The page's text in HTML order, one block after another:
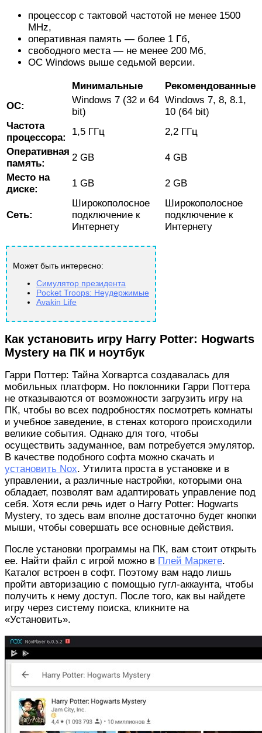
процессор с тактовой частотой не менее 1500
MHz,
оперативная память — более 1 Гб,
свободного места — не менее 200 Мб,
ОС Windows выше седьмой версии.
Минимальные
Рекомендованные
ОС:
Windows 7 (32 и 64
bit)
Windows 7, 8, 8.1,
10 (64 bit)
Частота
процессора:
1,5 ГГц
2,2 ГГц
Оперативная
память:
2 GB
4 GB
Место на
диске:
1 GB 2 GB
Сеть:
Широкополосное
подключение к
Интернету
Широкополосное
подключение к
Интернету
Может быть интересно:
Симулятор президента
Pocket Troops: Неудержимые
Avakin Life
Как установить игру Harry Potter: Hogwarts
Mystery на ПК и ноутбук
Гарри Поттер: Тайна Хогвартса создавалась для
мобильных платформ. Но поклонники Гарри Поттера
не отказываются от возможности загрузить игру на
ПК, чтобы во всех подробностях посмотреть комнаты
и учебное заведение, в стенах которого происходили
великие события. Однако для того, чтобы
осуществить задуманное, вам потребуется эмулятор.
В качестве подобного софта можно скачать и
установить Nox. Утилита проста в установке и в
управлении, а различные настройки, которыми она
обладает, позволят вам адаптировать управление под
себя. Хотя если речь идет о Harry Potter: Hogwarts
Mystery, то здесь вам вполне достаточно будет кнопки
мыши, чтобы совершать все основные действия.
После установки программы на ПК, вам стоит открыть
ее. Найти файл с игрой можно в Плей Маркете.
Каталог встроен в софт. Поэтому вам надо лишь
пройти авторизацию с помощью гугл-аккаунта, чтобы
получить к нему доступ. После того, как вы найдете
игру через систему поиска, кликните на
«Установить».